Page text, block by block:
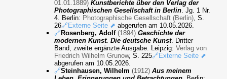
01.01.1889) Kunstberichte über den Verlag der
Photographischen Gesellschaft in Berlin. Jg. 1 Nr.
4. Berlin: Photographische Gesellschaft (Berlin), S.
26🔗Externe Seite ⬈ abgerufen am 10.05.2026.
🔗Rosenberg, Adolf (1894) Geschichte der
modernen Kunst. Die deutsche Kunst. Dritter
Band, zweite ergänzte Ausgabe. Leipzig:Verlag von
Friedrich Wilhelm Grunow, S. 225🔗Externe Seite ⬈
abgerufen am 10.05.2026.
🔗Steinhausen, Wilhelm (1912) Aus meinem